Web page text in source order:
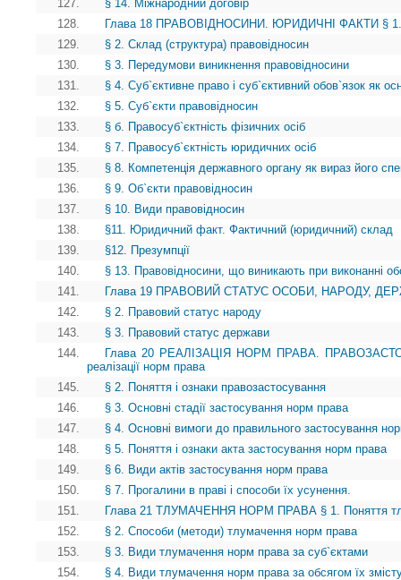
127.
§ 14. Міжнародний договір
128.
Глава 18 ПРАВОВІДНОСИНИ. ЮРИДИЧНІ ФАКТИ § 1.
129.
§ 2. Склад (структура) правовідносин
130.
§ 3. Передумови виникнення правовідносини
131.
§ 4. Суб`єктивне право і суб`єктивний обов`язок як
132.
§ 5. Суб`єкти правовідносин
133.
§ б. Правосуб`єктність фізичних осіб
134.
§ 7. Правосуб`єктність юридичних осіб
135.
§ 8. Компетенція державного органу як вираз його
136.
§ 9. Об`єкти правовідносин
137.
§ 10. Види правовідносин
138.
§11. Юридичний факт. Фактичний (юридичний) склад
139.
§12. Презумпції
140.
§ 13. Правовідносини, що виникають при виконанні
141.
Глава 19 ПРАВОВИЙ СТАТУС ОСОБИ, НАРОДУ,
142.
§ 2. Правовий статус народу
143.
§ 3. Правовий статус держави
144.
Глава 20 РЕАЛІЗАЦІЯ НОРМ ПРАВА.
реалізації норм права
145.
§ 2. Поняття і ознаки правозастосування
146.
§ 3. Основні стадії застосування норм права
147.
§ 4. Основні вимоги до правильного застосування
148.
§ 5. Поняття і ознаки акта застосування норм права
149.
§ 6. Види актів застосування норм права
150.
§ 7. Прогалини в праві і способи їх усунення.
151.
Глава 21 ТЛУМАЧЕННЯ НОРМ ПРАВА § 1. Поняття
152.
§ 2. Способи (методи) тлумачення норм права
153.
§ 3. Види тлумачення норм права за суб`єктами
154.
§ 4. Види тлумачення норм права за обсягом їх